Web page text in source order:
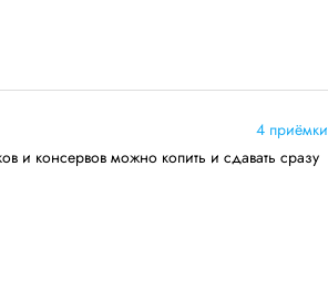
4 приёмки
и консервов можно копить и сдавать сразу